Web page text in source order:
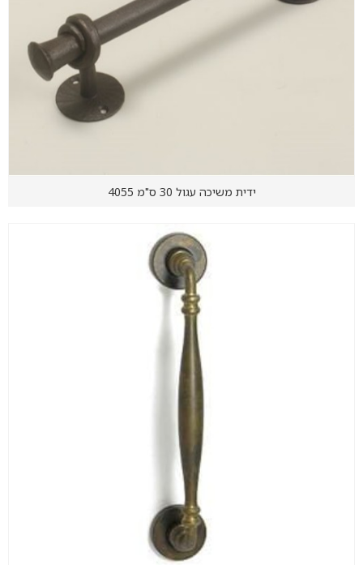
ידית משיכה עגול 30 ס"מ 4055